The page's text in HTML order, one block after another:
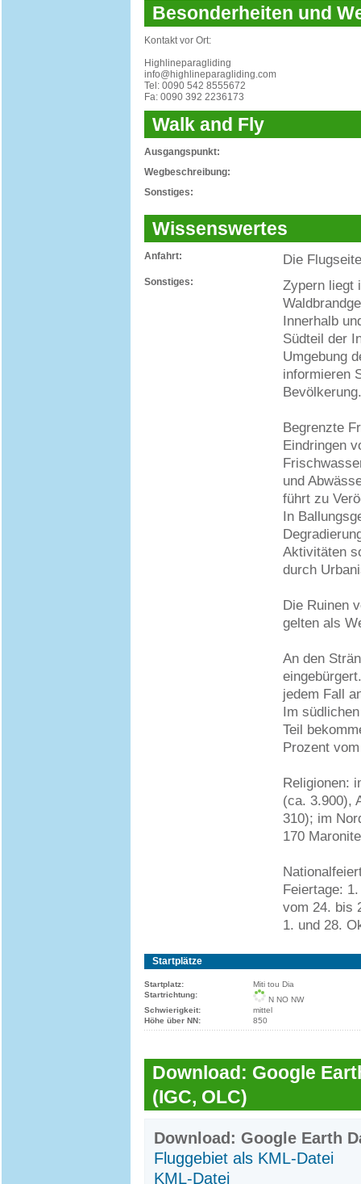
Besonderheiten und
Kontakt vor Ort:
Highlineparagliding
info@highlineparagliding.com
Tel: 0090 542 8555672
Fa: 0090 392 2236173
Walk and Fly
Ausgangspunkt:
Wegbeschreibung:
Sonstiges:
Wissenswertes
Anfahrt: Die
Sonstiges:
Zypern liegt
Innerhalb
Südteil der
Umgebung
informieren
Bevölkerung.
Begrenzte
Eindringen
und
führt zu
In
Aktivitäten
durch
Die Ruinen
gelten als
An den
jedem Fall
Im
Teil
Prozent
Religionen:
(ca. 3.900),
310); im
170
Feiertage:
vom 24. bis
1. und 28.
Startplätze
Startplatz:
Miti tou Dia
Startrichtung:
N NO NW
Schwierigkeit:
mittel
Höhe über NN:
850
Download: Google
(IGC, OLC)
Download: Google Earth
Fluggebiet als KML-Datei
KML-Datei